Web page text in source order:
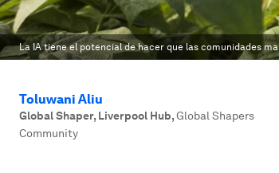
La IA tiene el potencial de hacer que las comunidades
Toluwani Aliu
Global Shaper, Liverpool Hub,Global Shapers
Community